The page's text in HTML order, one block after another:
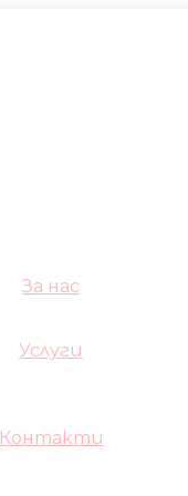
За нас
Услуги
Контакти